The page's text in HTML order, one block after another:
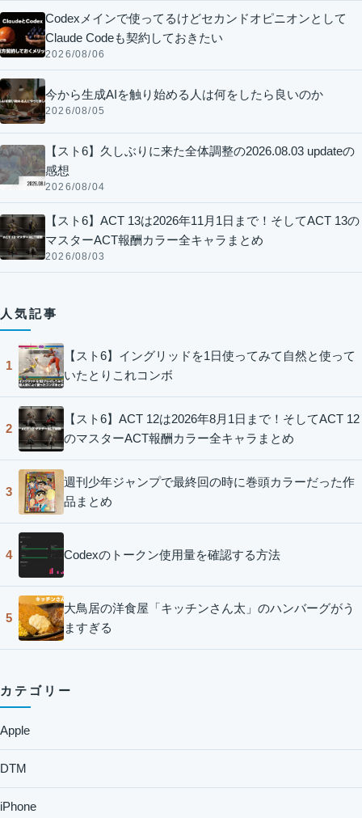
Codexメインで使ってるけどセカンドオピニオンとして
Claude Codeも契約しておきたい
2026/08/06
今から生成AIを触り始める人は何をしたら良いのか
2026/08/05
【スト6】久しぶりに来た全体調整の2026.08.03 updateの
感想
2026/08/04
【スト6】ACT 13は2026年11月1日まで！そしてACT 13の
マスターACT報酬カラー全キャラまとめ
2026/08/03
人気記事
1
【スト6】イングリッドを1日使ってみて自然と使って
いたとりこれコンボ
2
【スト6】ACT 12は2026年8月1日まで！そしてACT 12
のマスターACT報酬カラー全キャラまとめ
3
週刊少年ジャンプで最終回の時に巻頭カラーだった作
品まとめ
4 Codexのトークン使用量を確認する方法
5
大鳥居の洋食屋「キッチンさん太」のハンバーグがう
ますぎる
カテゴリー
Apple
DTM
iPhone